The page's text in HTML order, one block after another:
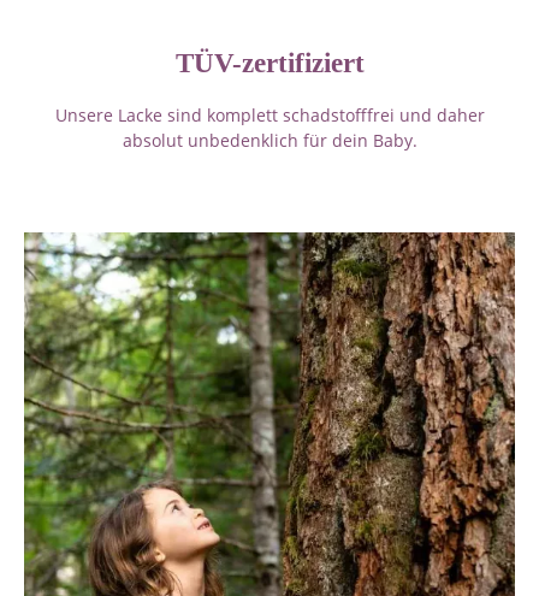
TÜV-zertifiziert
Unsere Lacke sind komplett schadstofffrei und daher
absolut unbedenklich für dein Baby.